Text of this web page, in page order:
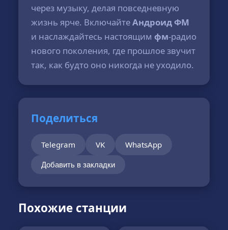
через музыку, делая повседневную
жизнь ярче. ВключайтеАндроид ФМ
и наслаждайтесь настоящим фм-радио
нового поколения, где прошлое звучит
так, как будто оно никогда не уходило.
Поделиться
Telegram VK WhatsApp
Добавить в закладки
Похожие станции